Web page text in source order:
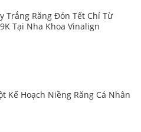
Trắng Răng Đón Tết Chỉ Từ
Tại Nha Khoa Vinalign
Kế Hoạch Niềng Răng Cá Nhân